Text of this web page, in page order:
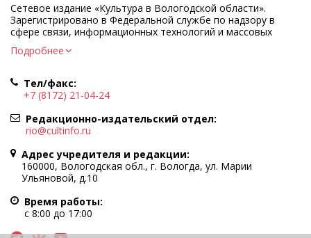
Сетевое издание «Культура в Вологодской области».
Зарегистрировано в Федеральной службе по надзору в
сфере связи, информационных технологий и массовых
коммуникаций.
Регистрационный номер и дата принятия решения о
Учредитель КУ ВО «Информационно-аналитический центр
культуры»
Адрес учредителя и редакции: 160000, Вологодская обл., г.
Вологда, ул. Марии Ульяновой, д.10
Главный редактор — Легчанова Елена Григорьевна
Политика в отношении обработки персональных данных
При полном или частичном использовании информации
портала гиперссылка на cultinfo.ru обязательна.
Редакция не несет ответственности за достоверность
информации, содержащейся в рекламных объявлениях.
Подробнее
Тел/факс:
+7 (8172) 21-04-24
Редакционно-издательский отдел:
rio@cultinfo.ru
Адрес учредителя и редакции:
160000, Вологодская обл., г. Вологда, ул. Марии
Ульяновой, д.10
Время работы:
с 8:00 до 17:00